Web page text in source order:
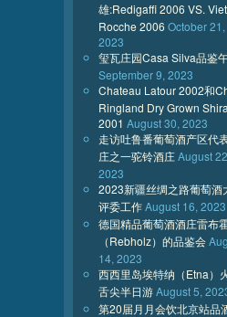
雄:Redigaffi 2006 VS.
Rocche 2006 October 21,
2023
玺瓦庄园Casa Silva品鉴
September 9, 2023
Chateau Latour 2002和
Ringland Dry Grown
2001 August 30, 2023
走访吐鲁番葡萄酒产区代
庄之一驼铃酒庄August
2023
2023新疆丝绸之路葡萄酒
评委工作August 16, 2023
德国精品葡萄酒酒庄雷布
（Rebholz）的品鉴会
14, 2023
西西里岛埃特纳（Etna）
舌尖半日游August 5,
第20届月月会饮北京站品